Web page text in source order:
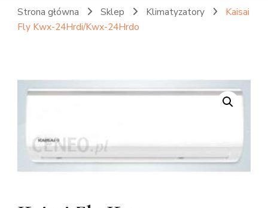
Strona główna Sklep Klimatyzatory
Kaisai
Fly Kwx-24Hrdi/Kwx-24Hrdo